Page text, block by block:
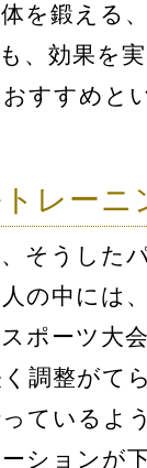
を鍛える
、効果を
すすめと
レーニ
そうした
の中には
ポーツ大
調整がて
ているよ
ションが